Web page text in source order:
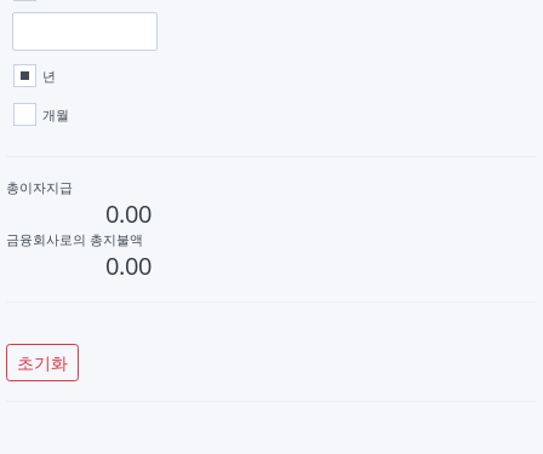
년
개월
총이자지급
금융회사로의 총지불액